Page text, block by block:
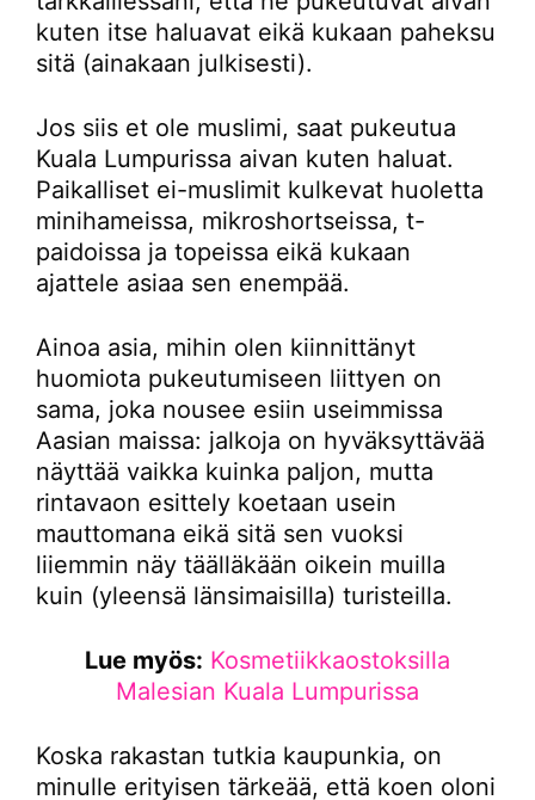
kuten itse haluavat eikä kukaan paheksu
sitä (ainakaan julkisesti).
Jos siis et ole muslimi, saat pukeutua
Kuala Lumpurissa aivan kuten haluat.
Paikalliset ei-muslimit kulkevat huoletta
minihameissa, mikroshortseissa, t-
paidoissa ja topeissa eikä kukaan
ajattele asiaa sen enempää.
Ainoa asia, mihin olen kiinnittänyt
huomiota pukeutumiseen liittyen on
sama, joka nousee esiin useimmissa
Aasian maissa: jalkoja on hyväksyttävää
näyttää vaikka kuinka paljon, mutta
rintavaon esittely koetaan usein
mauttomana eikä sitä sen vuoksi
liiemmin näy täälläkään oikein muilla
kuin (yleensä länsimaisilla) turisteilla.
Lue myös: Kosmetiikkaostoksilla
Malesian Kuala Lumpurissa
Koska rakastan tutkia kaupunkia, on
minulle erityisen tärkeää, että koen oloni